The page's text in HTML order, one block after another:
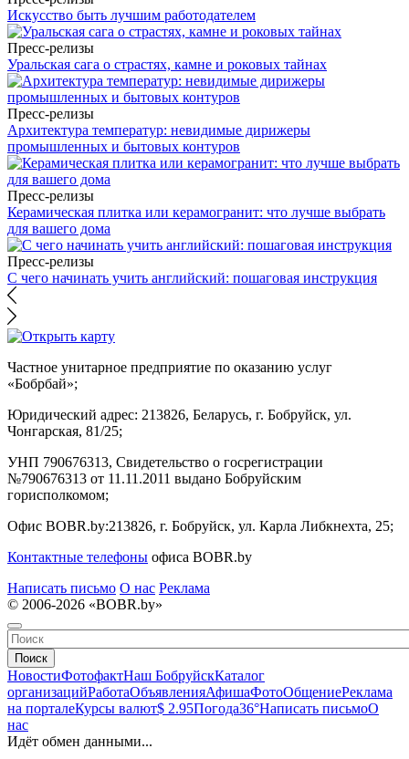
Искусство быть лучшим работодателем
Пресс-релизы
Уральская сага о страстях, камне и роковых тайнах
Пресс-релизы
Архитектура температур: невидимые дирижеры
промышленных и бытовых контуров
Пресс-релизы
Керамическая плитка или керамогранит: что лучше выбрать
для вашего дома
Пресс-релизы
С чего начинать учить английский: пошаговая инструкция
Частное унитарное предприятие по оказанию услуг
«Бобрбай»;
Юридический адрес: 213826, Беларусь, г. Бобруйск, ул.
Чонгарская, 81/25;
УНП 790676313, Свидетельство о госрегистрации
№790676313 от 11.11.2011 выдано Бобруйским
горисполкомом;
Офис BOBR.by:213826, г. Бобруйск, ул. Карла Либкнехта, 25;
Контактные телефоны офиса BOBR.by
Написать письмо О нас Реклама
© 2006-2026 «BOBR.by»
Поиск
НовостиФотофактНаш БобруйскКаталог
организацийРаботаОбъявленияАфишаФотоОбщениеРеклама
на порталеКурсы валют$ 2.95Погода36°Написать письмоО
нас
Идёт обмен данными...